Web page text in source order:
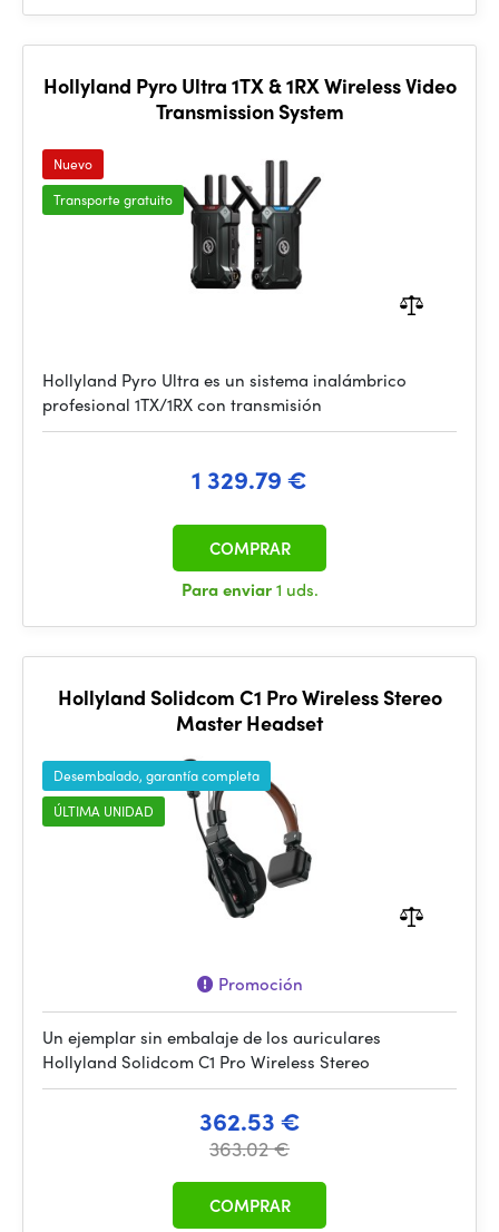
Hollyland Pyro Ultra 1TX & 1RX Wireless Video
Transmission System
Nuevo
Transporte gratuito
Hollyland Pyro Ultra es un sistema inalámbrico
profesional 1TX/1RX con transmisión
1 329.79 €
Para enviar1 uds.
COMPRAR
Hollyland Solidcom C1 Pro Wireless Stereo
Master Headset
Desembalado, garantía completa
ÚLTIMA UNIDAD
Promoción
Un ejemplar sin embalaje de los auriculares
Hollyland Solidcom C1 Pro Wireless Stereo
362.53 €
363.02 €
COMPRAR